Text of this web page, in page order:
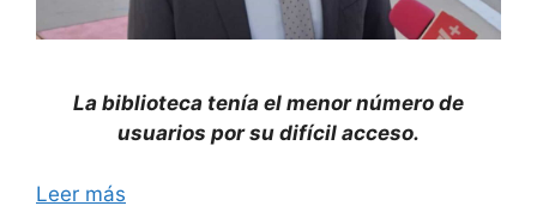
La biblioteca tenía el menor número de
usuarios por su difícil acceso.
Leer más